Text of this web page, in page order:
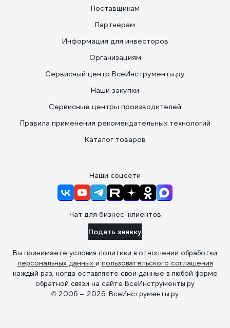
Поставщикам
Партнерам
Информация для инвесторов
Организациям
Сервисный центр ВсеИнструменты.ру
Наши закупки
Сервисные центры производителей
Правила применения рекомендательных технологий
Каталог товаров
Наши соцсети
Чат для бизнес-клиентов
Подать заявку
Вы принимаете условия политики в отношении обработки
персональных данных и пользовательского соглашения
каждый раз, когда оставляете свои данные в любой форме
обратной связи на сайте ВсеИнструменты.ру
© 2006 — 2026. ВсеИнструменты.ру